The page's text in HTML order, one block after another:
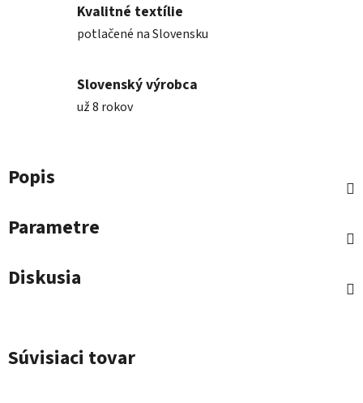
Kvalitné textílie
potlačené na Slovensku
Slovenský výrobca
už 8 rokov
Popis
Parametre
Diskusia
Súvisiaci tovar